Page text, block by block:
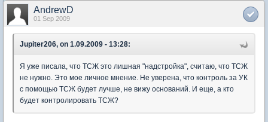
AndrewD
01 Sep 2009
Jupiter206, on 1.09.2009 - 13:28:
Я уже писала, что ТСЖ это лишная "надстройка", считаю, что ТСЖ
не нужно. Это мое личное мнение. Не уверена, что контроль за УК
с помощью ТСЖ будет лучше, не вижу оснований. И еще, а кто
будет контролировать ТСЖ?